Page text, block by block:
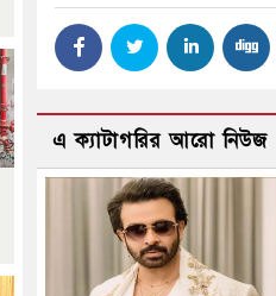
এ ক্যাটাগরির আরো নিউজ